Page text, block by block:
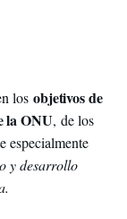
los objetivos de
la ONU, de los
especialmente
y desarrollo